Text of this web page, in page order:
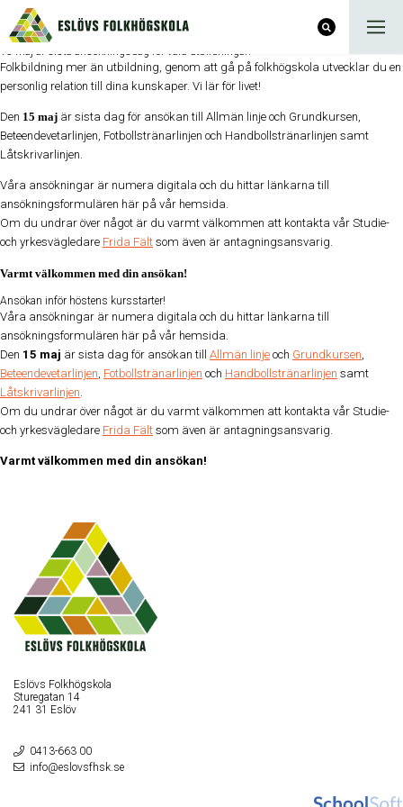
15 maj är sista ansökningsdag för våra utbildningar!
Folkbildning mer än utbildning, genom att gå på folkhögskola utvecklar du en
personlig relation till dina kunskaper. Vi lär för livet!
Den 15 maj är sista dag för ansökan till Allmän linje och Grundkursen,
Beteendevetarlinjen, Fotbollstränarlinjen och Handbollstränarlinjen samt
Låtskrivarlinjen.
Våra ansökningar är numera digitala och du hittar länkarna till
ansökningsformulären här på vår hemsida.
Om du undrar över något är du varmt välkommen att kontakta vår Studie-
och yrkesvägledare Frida Fält som även är antagningsansvarig.
Varmt välkommen med din ansökan!
Ansökan inför höstens kursstarter!
Våra ansökningar är numera digitala och du hittar länkarna till
ansökningsformulären här på vår hemsida.
Den 15 maj är sista dag för ansökan till Allmän linje och Grundkursen
Beteendevetarlinjen Fotbollstränarlinjen och Handbollstränarlinjen samt
Låtskrivarlinjen
Om du undrar över något är du varmt välkommen att kontakta vår Studie-
och yrkesvägledare Frida Fält som även är antagningsansvarig.
Varmt välkommen med din ansökan!
Eslövs Folkhögskola
Sturegatan 14
241 31 Eslöv
0413-663 00
info@eslovsfhsk.se